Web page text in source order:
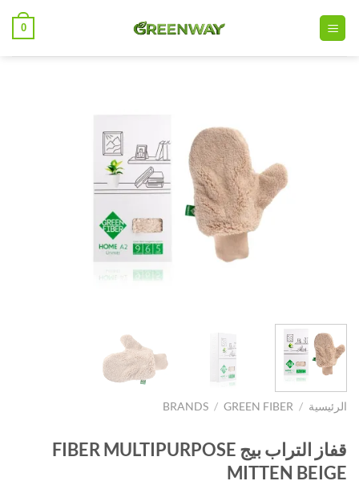
للمحتوى
0
الرئيسية /
BRANDS / GREEN FIBER
قفاز التراب بيج FIBER MULTIPURPOSE
MITTEN BEIGE